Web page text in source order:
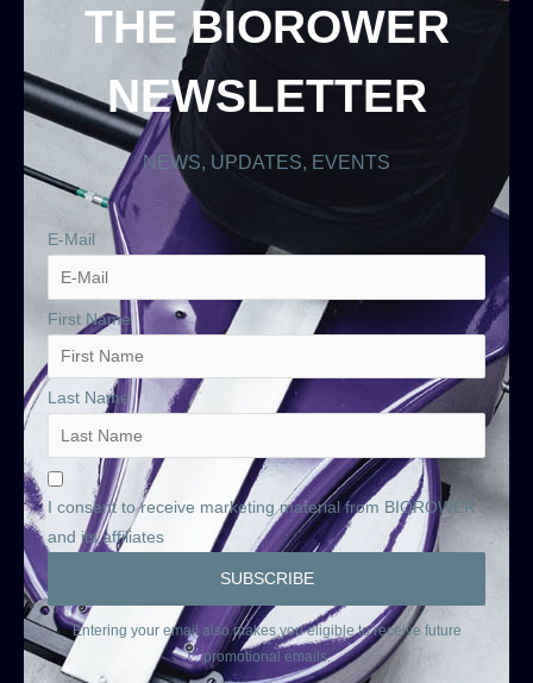
THE BIOROWER
NEWSLETTER
NEWS, UPDATES, EVENTS
E-Mail
First Name
Last Name
I consent to receive marketing material from BIOROWER
and its affiliates
Entering your email also makes you eligible to receive future
promotional emails.